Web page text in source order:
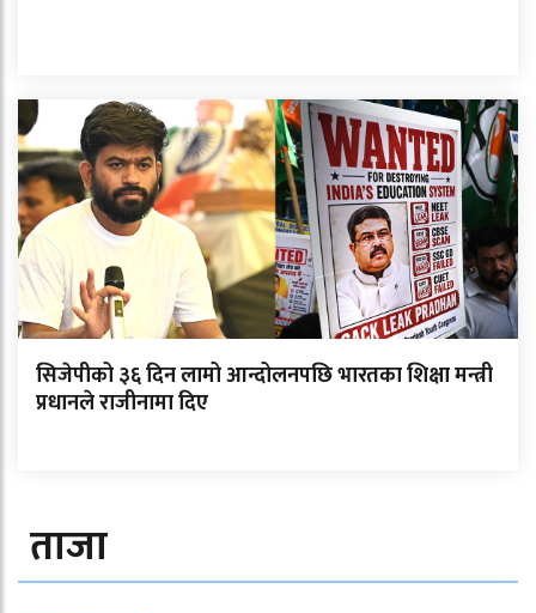
सिजेपीको ३६ दिन लामो आन्दोलनपछि भारतका शिक्षा मन्त्री
प्रधानले राजीनामा दिए
ताजा